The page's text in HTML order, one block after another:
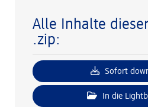
Alle Inhalte
.zip:
Sofort
In die